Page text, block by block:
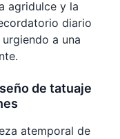
agridulce y la
diario
a una
de tatuaje
atemporal de